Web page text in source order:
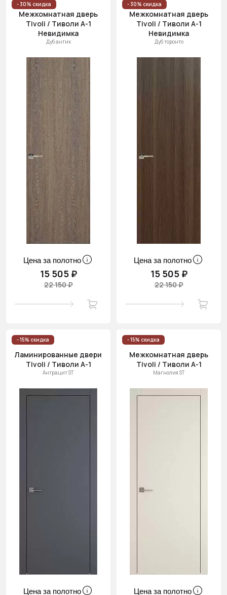
- 30% скидка
Межкомнатная дверь
Tivoli / Тиволи А-1
Невидимка
Дуб антик
Цена за полотно
15 505 ₽
22 150 ₽
- 30% скидка
Межкомнатная дверь
Tivoli / Тиволи А-1
Невидимка
Дуб торонто
Цена за полотно
15 505 ₽
22 150 ₽
- 15% скидка
Ламинированные двери
Tivoli / Тиволи А-1
Антрацит ST
Цена за полотно
- 15% скидка
Межкомнатная дверь
Tivoli / Тиволи А-1
Магнолия ST
Цена за полотно